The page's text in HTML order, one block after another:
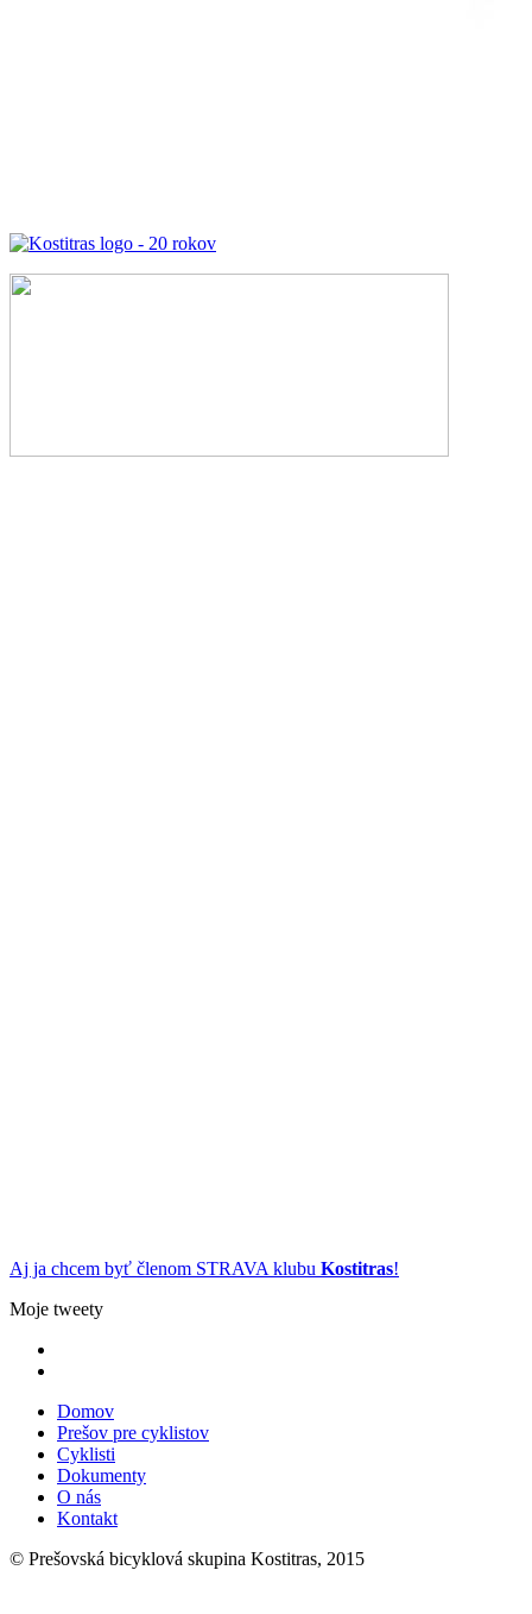
Aj ja chcem byť členom STRAVA klubu Kostitras!
Moje tweety
Domov
Prešov pre cyklistov
Cyklisti
Dokumenty
O nás
Kontakt
© Prešovská bicyklová skupina Kostitras, 2015